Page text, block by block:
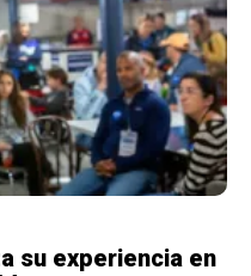
su experiencia en